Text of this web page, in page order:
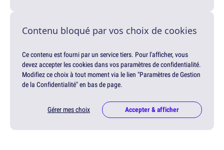
Contenu bloqué par vos choix de cookies
Ce contenu est fourni par un service tiers. Pour l'afficher, vous
devez accepter les cookies dans vos paramètres de confidentialité.
Modifiez ce choix à tout moment via le lien "Paramètres de Gestion
de la Confidentialité" en bas de page.
Gérer mes choix Accepter & afficher